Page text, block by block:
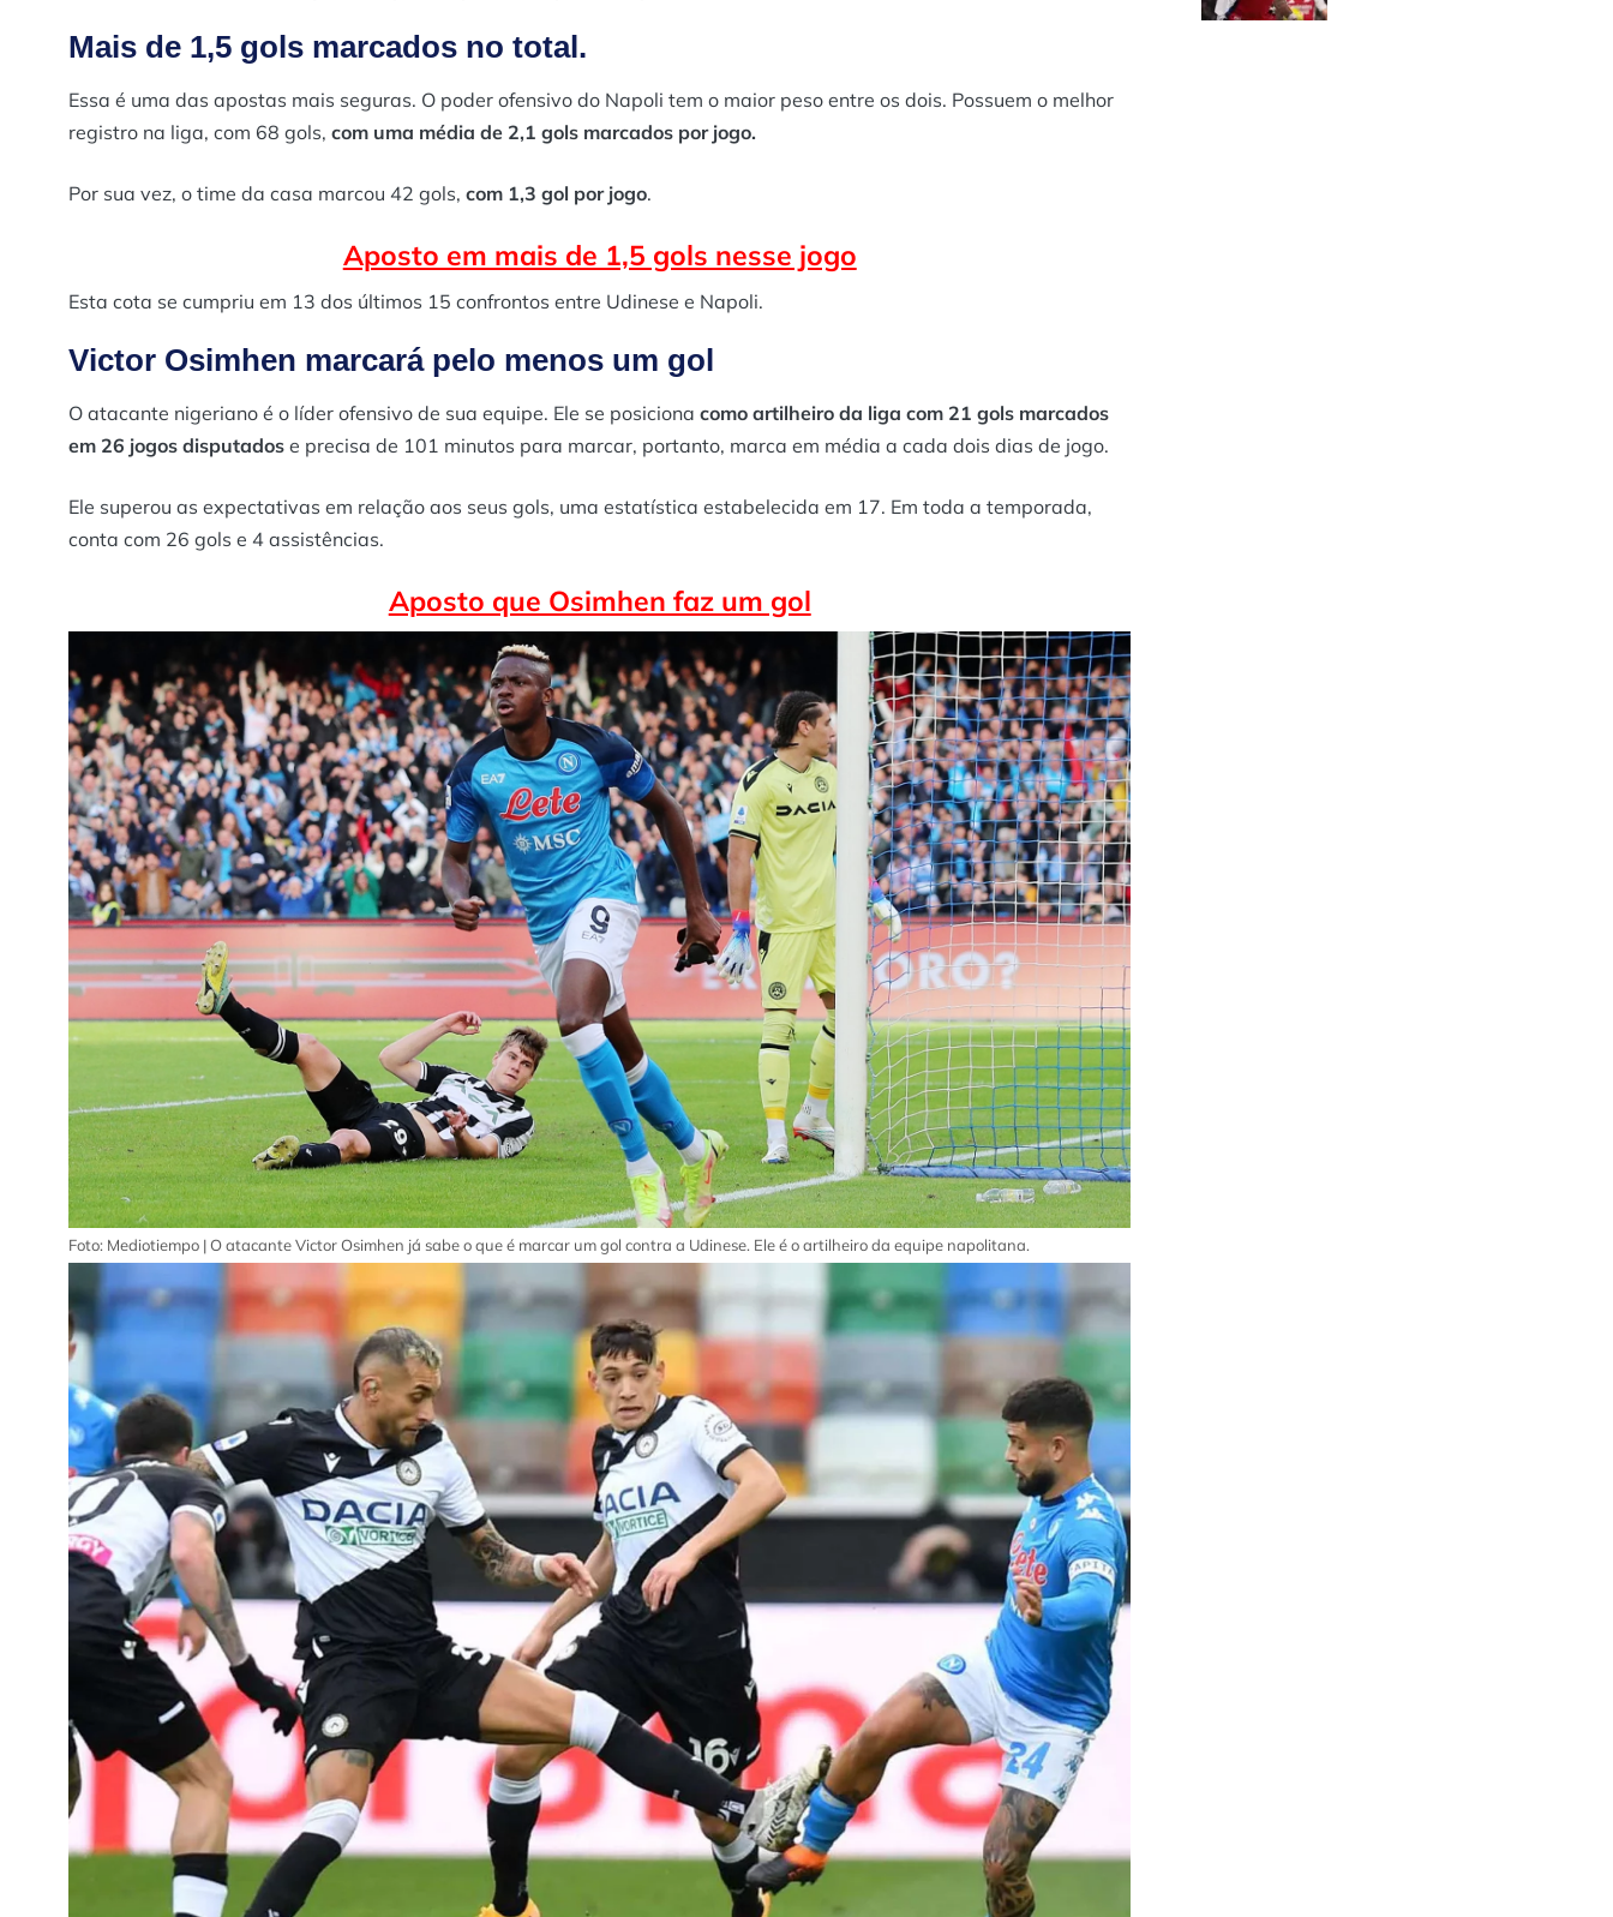
Mais de 1,5 gols marcados no total.
Essa é uma das apostas mais seguras. O poder ofensivo do Napoli tem o maior peso entre os dois. Possuem o melhor
registro na liga, com 68 gols, com uma média de 2,1 gols marcados por jogo.
Por sua vez, o time da casa marcou 42 gols, com 1,3 gol por jogo.
Aposto em mais de 1,5 gols nesse jogo
Esta cota se cumpriu em 13 dos últimos 15 confrontos entre Udinese e Napoli.
Victor Osimhen marcará pelo menos um gol
O atacante nigeriano é o líder ofensivo de sua equipe. Ele se posiciona como artilheiro da liga com 21 gols marcados
em 26 jogos disputados e precisa de 101 minutos para marcar, portanto, marca em média a cada dois dias de jogo.
Ele superou as expectativas em relação aos seus gols, uma estatística estabelecida em 17. Em toda a temporada,
conta com 26 gols e 4 assistências.
Aposto que Osimhen faz um gol
Foto: Mediotiempo | O atacante Victor Osimhen já sabe o que é marcar um gol contra a Udinese. Ele é o artilheiro da equipe napolitana.